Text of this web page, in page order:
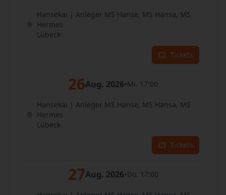
Hansekai | Anleger MS Hanse, MS Hansa, MS
Hermes
Lübeck
Tickets
26Aug. 2026•Mi. 17:00
Hansekai | Anleger MS Hanse, MS Hansa, MS
Hermes
Lübeck
Tickets
27Aug. 2026•Do. 17:00